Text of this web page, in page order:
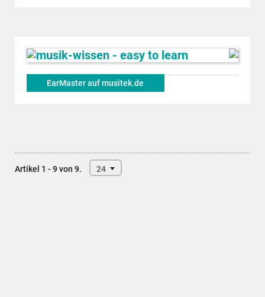
EarMaster auf musitek.de
Artikel 1 - 9 von 9. 24